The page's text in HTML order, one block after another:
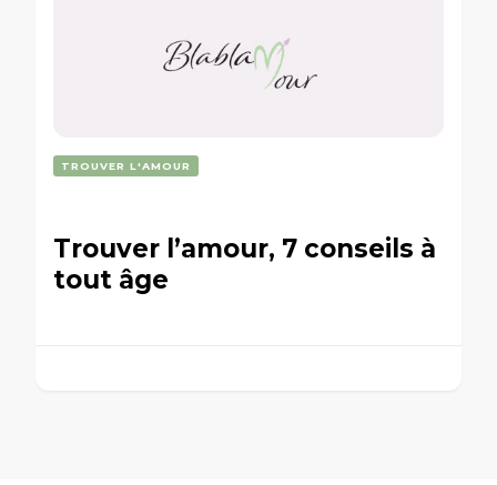
TROUVER L'AMOUR
Trouver l’amour, 7 conseils à
tout âge